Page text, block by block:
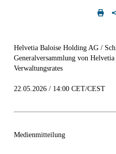
Helvetia Baloise Holding AG /
Generalversammlung von
Verwaltungsrates
22.05.2026 / 14:00 CET/CEST
Medienmitteilung